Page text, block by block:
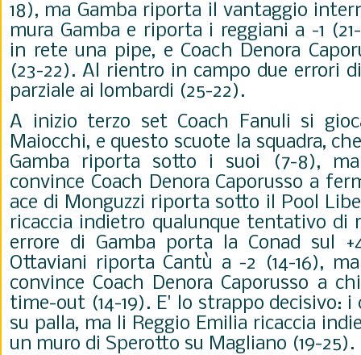
18), ma Gamba riporta il vantaggio
mura Gamba e riporta i reggiani a -1
in rete una pipe, e Coach Denora
(23-22). Al rientro in campo due errori
parziale ai lombardi (25-22).
A inizio terzo set Coach Fanuli si
Maiocchi, e questo scuote la squadra,
Gamba riporta sotto i suoi (7-8),
convince Coach Denora Caporusso a
ace di Monguzzi riporta sotto il Pool
ricaccia indietro qualunque tentativo di
errore di Gamba porta la Conad sul
Ottaviani riporta Cantù a -2 (14-16),
convince Coach Denora Caporusso a
time-out (14-19). E' lo strappo decisivo:
su palla, ma li Reggio Emilia ricaccia
un muro di Sperotto su Magliano (19-25).